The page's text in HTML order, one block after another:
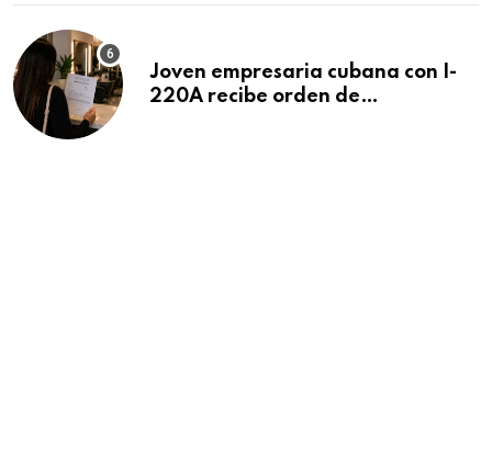
Joven empresaria cubana con I-
220A recibe orden de